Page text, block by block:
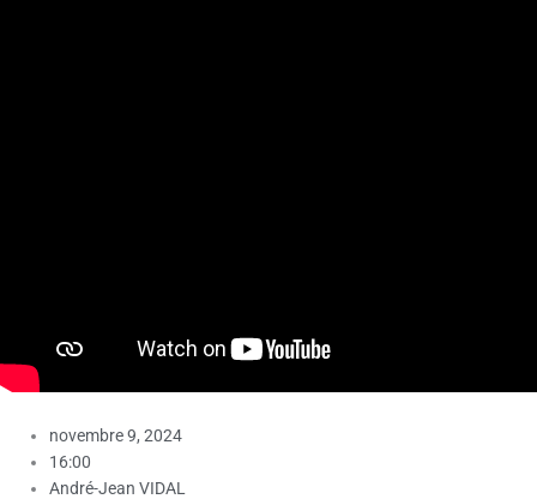
novembre 9, 2024
16:00
André-Jean VIDAL